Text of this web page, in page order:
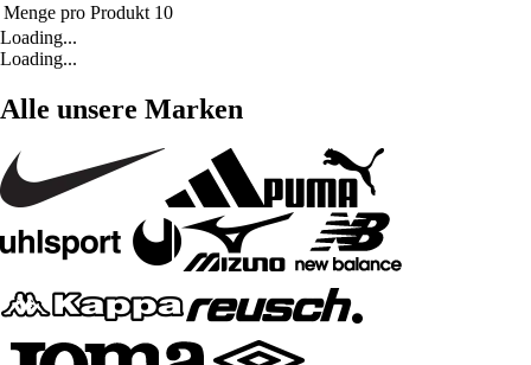
Menge pro Produkt 10
Loading...
Loading...
Alle unsere Marken